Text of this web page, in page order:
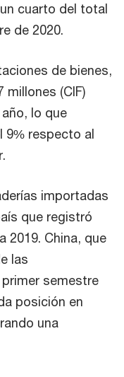
cuarto del total
de 2020.
de bienes,
millones (CIF)
lo que
9% respecto al
importadas
que registró
2019. China, que
las
semestre
posición en
una